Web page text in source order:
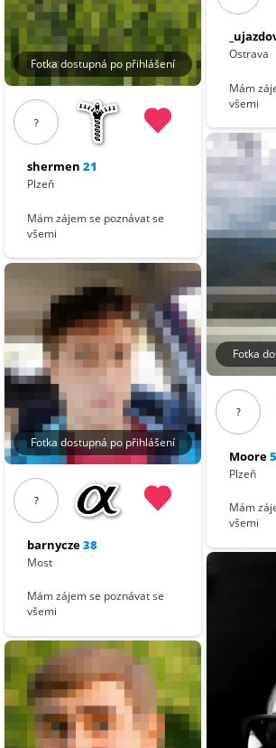
Fotka dostupná po přihlášení
?
shermen 21
Plzeň
Mám zájem se poznávat se
všemi
Fotka dostupná po přihlášení
?
barnycze38
Most
Mám zájem se poznávat se
všemi
Ostrava
Mám
všemi
Fotka
?
Moore
Plzeň
Mám
všemi